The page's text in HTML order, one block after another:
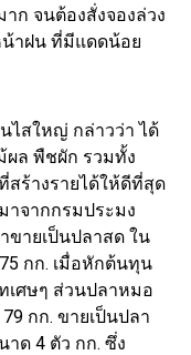
ก จนต้องสั่งจองล่วง
น้าฝน ที่มีแดดน้อย
ไสใหญ่ กล่าวว่า ได้
ล พืชผัก รวมทั้ง
สร้างรายได้ให้ดีที่สุด
จากกรมประมง
ขายเป็นปลาสด ใน
กก. เมื่อหักต้นทุน
เศษๆ ส่วนปลาหมอ
กก. ขายเป็นปลา
ด 4 ตัว กก. ซึ่ง